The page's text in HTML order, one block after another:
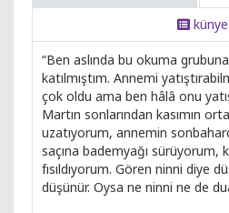
künye
“Ben aslında bu okuma
katılmıştım. Annemi
çok oldu ama ben hâlâ onu
Martın sonlarından kasımın
uzatıyorum, annemin
saçına bademyağı sürüyorum,
fısıldıyorum. Gören ninni diye
düşünür. Oysa ne ninni ne de